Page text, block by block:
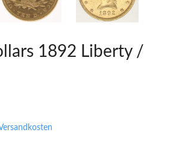
1892 Liberty /